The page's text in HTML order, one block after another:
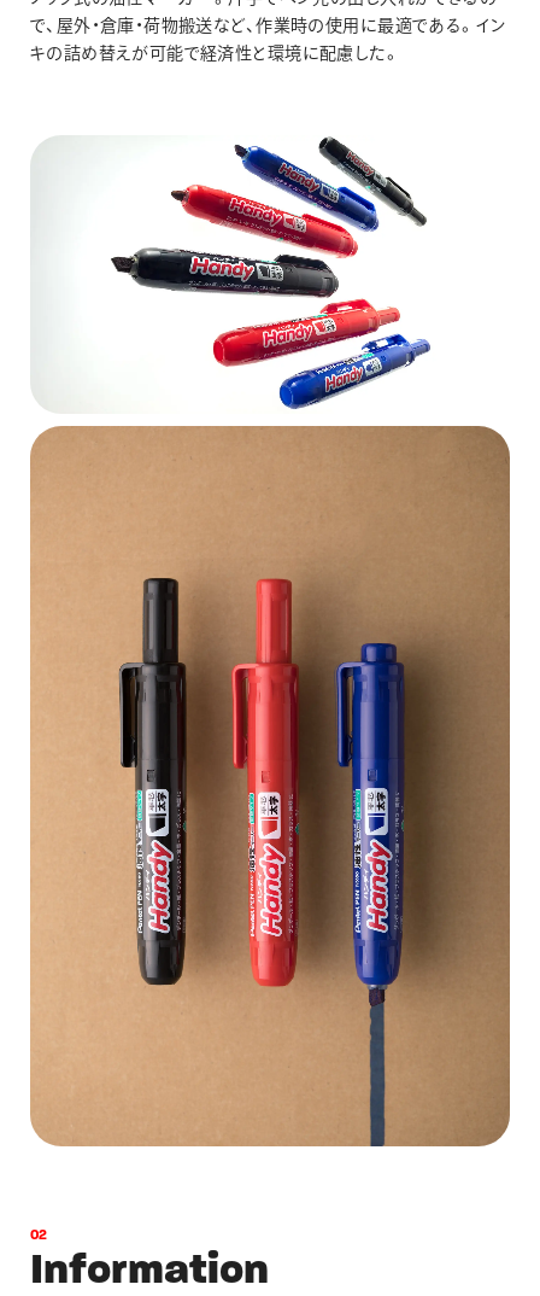
で、屋外・倉庫・荷物搬送など、作業時の使用に最適である。イン
キの詰め替えが可能で経済性と環境に配慮した。
02
Information